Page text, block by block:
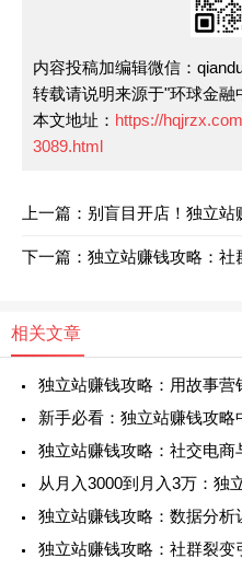
内容投稿加编辑微信：
转载请说明来源于"环球金融
本文地址： https://
3089.html
上一篇：别盲目开店！独立
下一篇：独立站赚钱攻略：社
相关文章
独立站赚钱攻略：用故事营
新手必看：独立站赚钱攻略
独立站赚钱攻略：社交电商
从月入3000到月入3万：独
独立站赚钱攻略：数据分析
独立站赚钱攻略：社群裂变